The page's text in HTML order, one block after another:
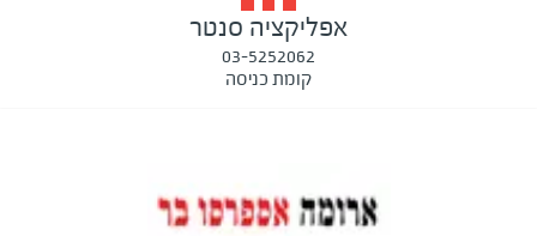
אפליקציה סנטר
03-5252062
קומת כניסה